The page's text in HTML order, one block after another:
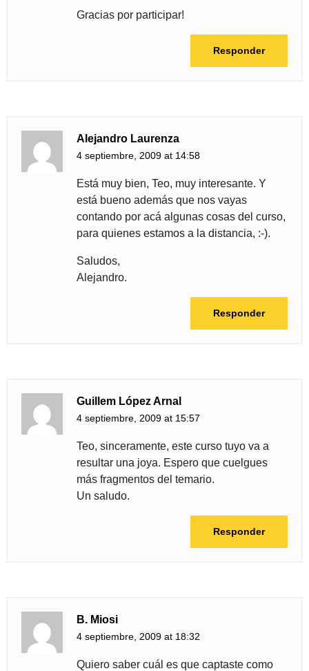
Gracias por participar!
Responder
Alejandro Laurenza
4 septiembre, 2009 at 14:58
Está muy bien, Teo, muy interesante. Y
está bueno además que nos vayas
contando por acá algunas cosas del curso,
para quienes estamos a la distancia, :-).
Saludos,
Alejandro.
Responder
Guillem López Arnal
4 septiembre, 2009 at 15:57
Teo, sinceramente, este curso tuyo va a
resultar una joya. Espero que cuelgues
más fragmentos del temario.
Un saludo.
Responder
B. Miosi
4 septiembre, 2009 at 18:32
Quiero saber cuál es que captaste como